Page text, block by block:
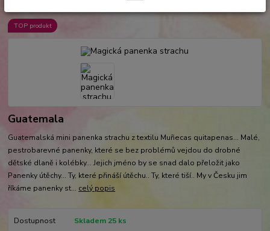
TOP produkt
Guatemala
Guatemalská mini panenka strachu z textilu Muñecas quitapenas... Malé,
pestrobarevné panenky, které se bez problémů vejdou do drobné
dětské dlaně i kolébky... Jejich jméno by se snad dalo přeložit jako
Panenky útěchy... Ty, které přináší útěchu.. Ty, které tiší.. My v Česku jim
říkáme panenky st... celý popis
Dostupnost Skladem 25 ks